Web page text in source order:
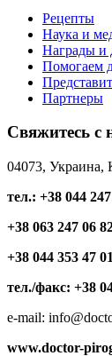
Рецепты
Наука и
Награды и
Помогаем
Партнеры
Свяжитесь с
04073, Украина,
тел.: +38 044
+38 063 247 06
+38 044 353 47 01
тел./факс: +38
e-mail:
www.doctor-